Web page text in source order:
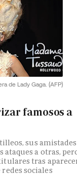
de Lady Gaga. (AFP)
famosos a
sus amistades
ataques a otras,
tras
sociales